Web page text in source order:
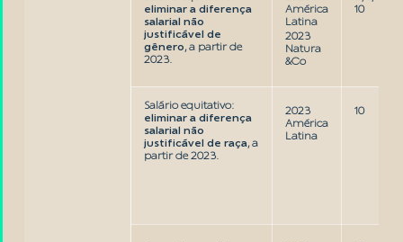
eliminar a diferença
salarial não
justificável de
gênero, a partir de
2023.
América
Latina
2023
Natura
&Co
10
Salário equitativo:
eliminar a diferença
salarial não
justificável de raça, a
partir de 2023.
2023
América
Latina
10